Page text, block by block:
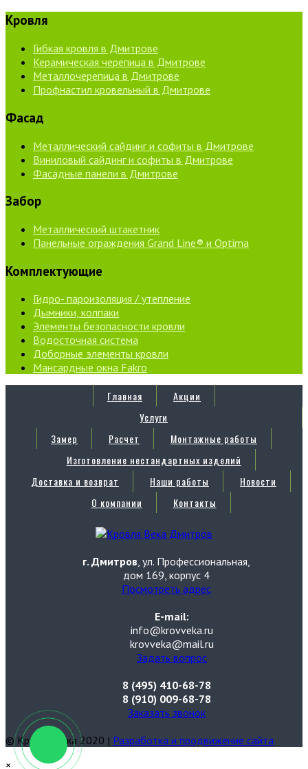
Кровля
Гибкая кровля в Дмитрове
Керамическая черепица в Дмитрове
Металлочерепица в Дмитрове
Профнастил кровельный в Дмитрове
Фасад
Металлический сайдинг и софиты в Дмитрове
Виниловый сайдинг и софиты в Дмитрове
Фасадные панели в Дмитрове
Забор
Металлический штакетник
Панельные ограждения Grand Line® и Optima
Комплектующие
Гидро- пароизоляция / утепление
Дымники, колпаки
Элементы безопасности кровли
Водосточная система
Доборные элементы кровли
Мансардные окна Fakro
Главная
Акции
Услуги
Замер
Расчет
Монтажные работы
Изготовление нестандартных изделий
Доставка и возврат
Наши работы
Новости
О компании
Контакты
г. Дмитров, ул. Профессиональная,
дом 169, корпус 4
Посмотреть адрес
E-mail:
info@krovveka.ru
krovveka@mail.ru
Задать вопрос
8 (495) 410-68-78
8 (910) 009-68-78
Заказать звонок
© Кровля Века 2020 | Разработка и продвижение сайта
×